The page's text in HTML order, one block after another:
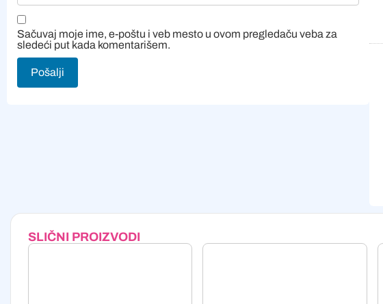
Sačuvaj moje ime, e-poštu i veb mesto u ovom pregledaču veba za
sledeći put kada komentarišem.
SLIČNI PROIZVODI